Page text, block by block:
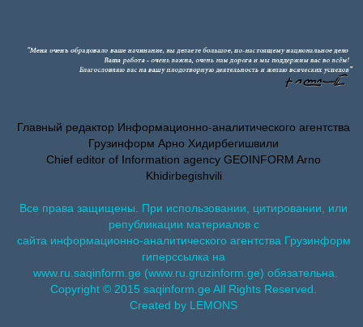
Главный редактор Информационно-аналитического агентства
Грузинформ Арно Хидирбегишвили
Chief editor of Information agency GEOINFORM Arno
Khidirbegishvili
Все права защищены. При использовании, цитировании, или
републикации материалов с
сайта информационно-аналитического агентства Грузинформ
гиперссылка на
www.ru.saqinform.ge (www.ru.gruzinform.ge) обязательна.
Copyright © 2015 saqinform.ge All Rights Reserved.
Created by LEMONS